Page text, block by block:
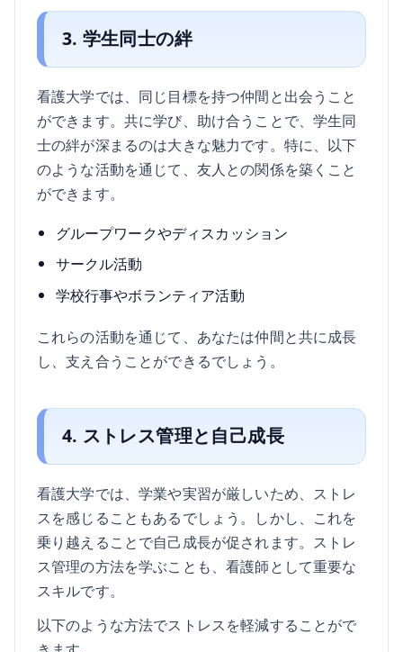
3. 学生同士の絆
看護大学では、同じ目標を持つ仲間と出会うこと
ができます。共に学び、助け合うことで、学生同
士の絆が深まるのは大きな魅力です。特に、以下
のような活動を通じて、友人との関係を築くこと
ができます。
グループワークやディスカッション
サークル活動
学校行事やボランティア活動
これらの活動を通じて、あなたは仲間と共に成長
し、支え合うことができるでしょう。
4. ストレス管理と自己成長
看護大学では、学業や実習が厳しいため、ストレ
スを感じることもあるでしょう。しかし、これを
乗り越えることで自己成長が促されます。ストレ
ス管理の方法を学ぶことも、看護師として重要な
スキルです。
以下のような方法でストレスを軽減することがで